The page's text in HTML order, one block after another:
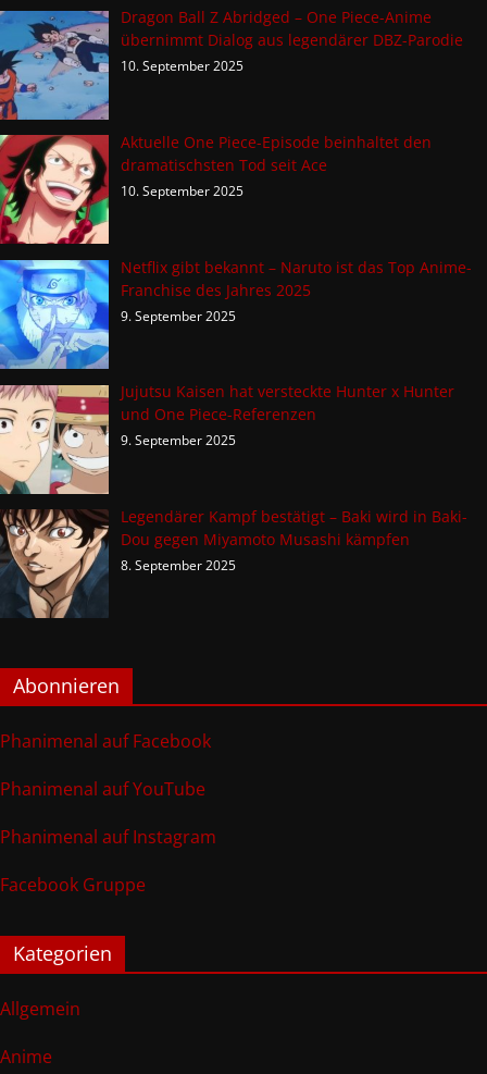
Dragon Ball Z Abridged – One Piece-Anime
übernimmt Dialog aus legendärer DBZ-Parodie
10. September 2025
Aktuelle One Piece-Episode beinhaltet den
dramatischsten Tod seit Ace
10. September 2025
Netflix gibt bekannt – Naruto ist das Top Anime-
Franchise des Jahres 2025
9. September 2025
Jujutsu Kaisen hat versteckte Hunter x Hunter
und One Piece-Referenzen
9. September 2025
Legendärer Kampf bestätigt – Baki wird in Baki-
Dou gegen Miyamoto Musashi kämpfen
8. September 2025
Abonnieren
Phanimenal auf Facebook
Phanimenal auf YouTube
Phanimenal auf Instagram
Facebook Gruppe
Kategorien
Allgemein
Anime